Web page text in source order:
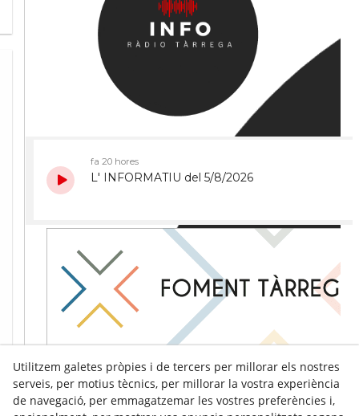
Utilitzem galetes pròpies i de tercers per millorar els nostres
serveis, per motius tècnics, per millorar la vostra experiència
de navegació, per emmagatzemar les vostres preferències i,